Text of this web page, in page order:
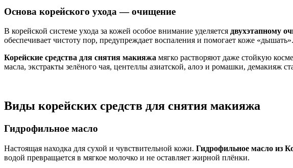
Основа корейского ухода — очищение
В корейской системе ухода за кожей особое внимание уделяется двухэтапному
обеспечивает чистоту пор, предупреждает воспаления и помогает коже «дышать».
Корейские средства для снятия макияжа мягко растворяют даже стойкую
масла, экстракты зелёного чая, центеллы азиатской, алоэ и ромашки, демакияж
Виды корейских средств для снятия макияжа
Гидрофильное масло
Настоящая находка для сухой и чувствительной кожи. Гидрофильное масло из
водой превращается в мягкое молочко и не оставляет жирной плёнки.